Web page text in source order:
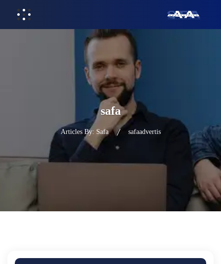
safa
safaadvertis
Articles By: Safa